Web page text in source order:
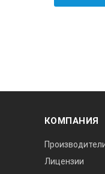
КОМПАНИЯ
Лицензии